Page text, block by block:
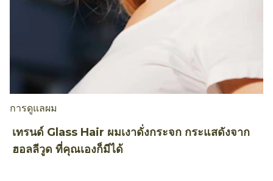
การดูแลผม
เทรนด์ Glass Hair ผมเงาดั่งกระจก กระแสดังจาก
ฮอลลีวูด ที่คุณเองก็มีได้